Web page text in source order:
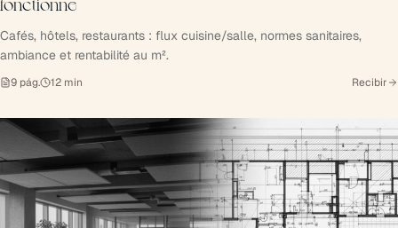
fonctionne
Cafés, hôtels, restaurants : flux cuisine/salle, normes sanitaires,
ambiance et rentabilité au m².
9 pág. 12 min Recibir